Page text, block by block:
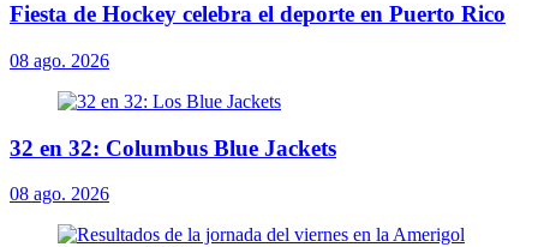
Fiesta de Hockey celebra el deporte en Puerto Rico
08 ago. 2026
32 en 32: Columbus Blue Jackets
08 ago. 2026